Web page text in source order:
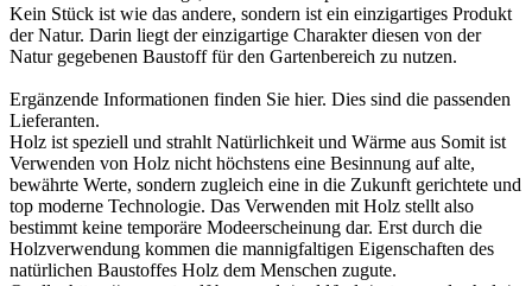
Kein Stück ist wie das andere, sondern ist ein einzigartiges Produkt
der Natur. Darin liegt der einzigartige Charakter diesen von der
Natur gegebenen Baustoff für den Gartenbereich zu nutzen.
Ergänzende Informationen finden Sie hier. Dies sind die passenden
Lieferanten.
Holz ist speziell und strahlt Natürlichkeit und Wärme aus Somit ist
Verwenden von Holz nicht höchstens eine Besinnung auf alte,
bewährte Werte, sondern zugleich eine in die Zukunft gerichtete und
top moderne Technologie. Das Verwenden mit Holz stellt also
bestimmt keine temporäre Modeerscheinung dar. Erst durch die
Holzverwendung kommen die mannigfaltigen Eigenschaften des
natürlichen Baustoffes Holz dem Menschen zugute.